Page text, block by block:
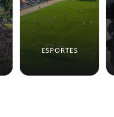
ESPORTES